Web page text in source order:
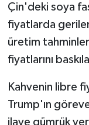
Çin'deki soya
fiyatlarda
üretim
fiyatlarını
Kahvenin libre
Trump'ın
ilave gümrük